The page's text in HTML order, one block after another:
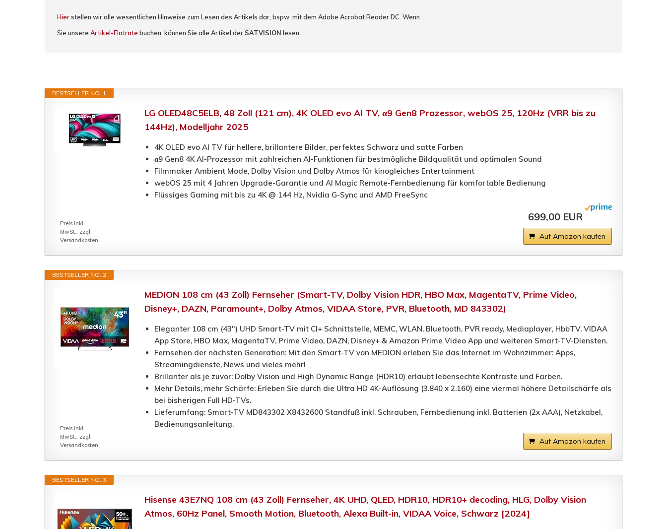
Hierstellen wir alle wesentlichen Hinweise zum Lesen des Artikels dar, bspw. mit dem Adobe Acrobat Reader DC. Wenn
Sie unsere Artikel-Flatrate buchen, können Sie alle Artikel der SATVISION lesen.
BESTSELLER NO. 1
LG OLED48C5ELB, 48 Zoll (121 cm), 4K OLED evo AI TV, α9 Gen8 Prozessor, webOS 25, 120Hz (VRR bis zu
144Hz), Modelljahr 2025
4K OLED evo AI TV für hellere, brillantere Bilder, perfektes Schwarz und satte Farben
α9 Gen8 4K AI-Prozessor mit zahlreichen AI-Funktionen für bestmögliche Bildqualität und optimalen Sound
Filmmaker Ambient Mode, Dolby Vision und Dolby Atmos für kinogleiches Entertainment
webOS 25 mit 4 Jahren Upgrade-Garantie und AI Magic Remote-Fernbedienung für komfortable Bedienung
Flüssiges Gaming mit bis zu 4K @ 144 Hz, Nvidia G-Sync und AMD FreeSync
699,00 EUR
Auf Amazon kaufen
Preis inkl.
MwSt., zzgl.
Versandkosten
BESTSELLER NO. 2
MEDION 108 cm (43 Zoll) Fernseher (Smart-TV, Dolby Vision HDR, HBO Max, MagentaTV, Prime Video,
Disney+, DAZN, Paramount+, Dolby Atmos, VIDAA Store, PVR, Bluetooth, MD 843302)
Eleganter 108 cm (43") UHD Smart-TV mit CI+ Schnittstelle, MEMC, WLAN, Bluetooth, PVR ready, Mediaplayer, HbbTV, VIDAA
App Store, HBO Max, MagentaTV, Prime Video, DAZN, Disney+ & Amazon Prime Video App und weiteren Smart-TV-Diensten.
Fernsehen der nächsten Generation: Mit den Smart-TV von MEDION erleben Sie das Internet im Wohnzimmer: Apps,
Streamingdienste, News und vieles mehr!
Brillanter als je zuvor: Dolby Vision und High Dynamic Range (HDR10) erlaubt lebensechte Kontraste und Farben.
Mehr Details, mehr Schärfe: Erleben Sie durch die Ultra HD 4K-Auflösung (3.840 x 2.160) eine viermal höhere Detailschärfe als
bei bisherigen Full HD-TVs.
Lieferumfang: Smart-TV MD843302 X8432600 Standfuß inkl. Schrauben, Fernbedienung inkl. Batterien (2x AAA), Netzkabel,
Bedienungsanleitung.
Auf Amazon kaufen
Preis inkl.
MwSt., zzgl.
Versandkosten
BESTSELLER NO. 3
Hisense 43E7NQ 108 cm (43 Zoll) Fernseher, 4K UHD, QLED, HDR10, HDR10+ decoding, HLG, Dolby Vision
Atmos, 60Hz Panel, Smooth Motion, Bluetooth, Alexa Built-in, VIDAA Voice, Schwarz [2024]